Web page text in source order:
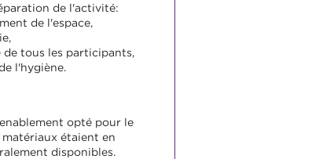
de l'activité:
de l'espace,
de tous les participants,
l'hygiène.
opté pour le
étaient en
disponibles.